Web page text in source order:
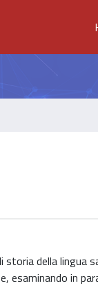
della lingua
esaminando in